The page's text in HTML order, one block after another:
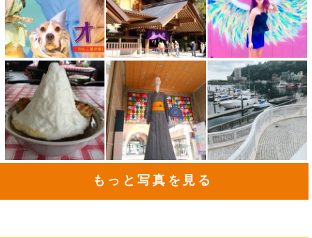
もっと写真を見る